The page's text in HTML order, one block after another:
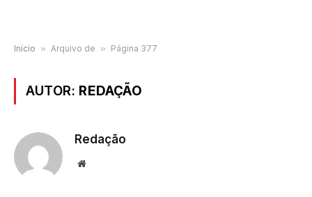
Início » Arquivo de » Página 377
AUTOR: REDAÇÃO
Redação
Website